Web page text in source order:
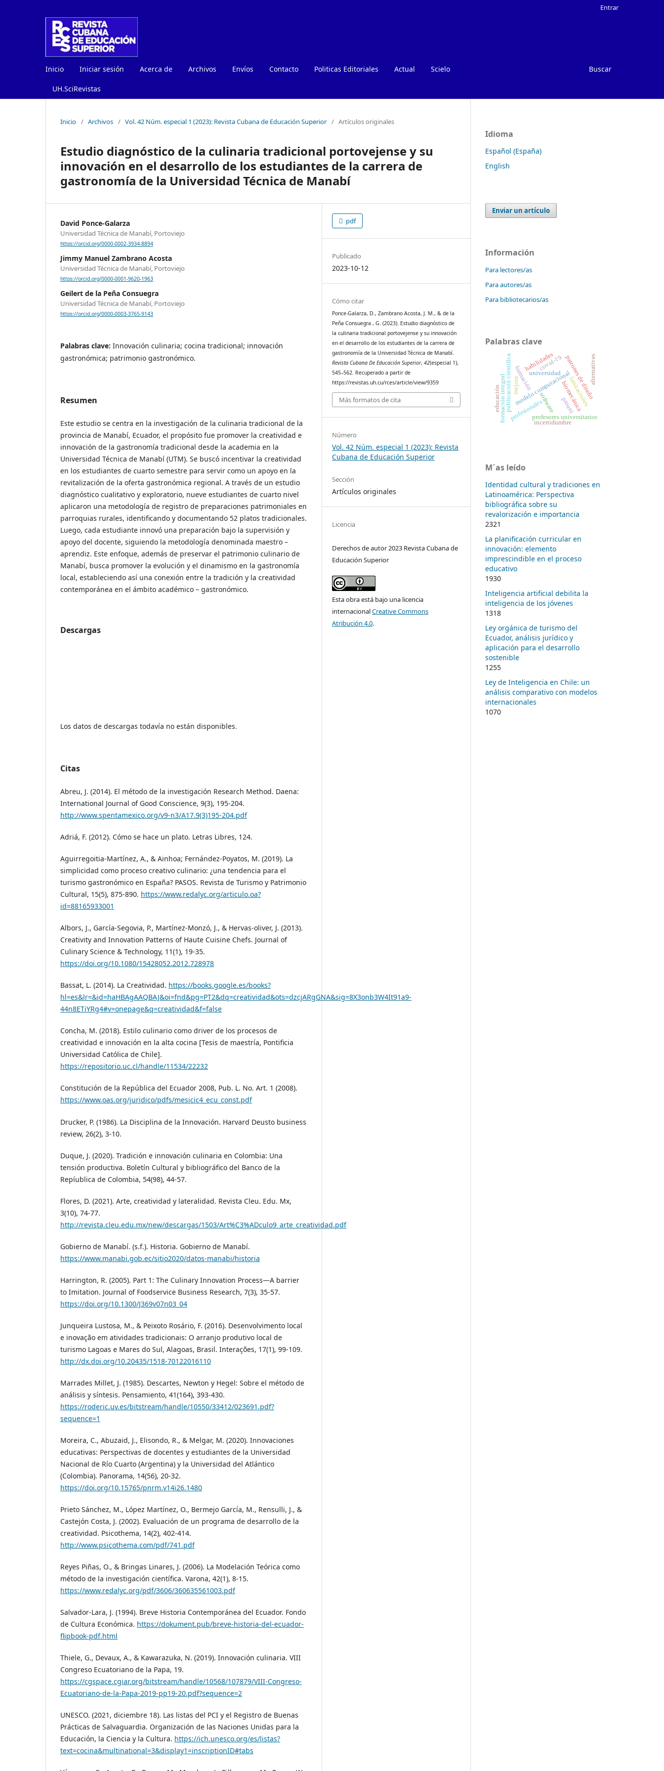
Inicio Iniciar sesión Acerca de Archivos Envíos Contacto Politicas Editoriales Actual Scielo
UH.SciRevistas
Buscar
Entrar
Inicio / Archivos / Vol. 42 Núm. especial 1 (2023): Revista Cubana de Educación Superior / Artículos originales
Estudio diagnóstico de la culinaria tradicional portovejense y su
innovación en el desarrollo de los estudiantes de la carrera de
gastronomía de la Universidad Técnica de Manabí
David Ponce-Galarza
Universidad Técnica de Manabí, Portoviejo
https://orcid.org/0000-0002-3934-8894
Jimmy Manuel Zambrano Acosta
Universidad Técnica de Manabí, Portoviejo
https://orcid.org/0000-0001-9620-1963
Geilert de la Peña Consuegra
Universidad Técnica de Manabí, Portoviejo
https://orcid.org/0000-0003-3765-9143
Palabras clave: Innovación culinaria; cocina tradicional; innovación
gastronómica; patrimonio gastronómico.
Resumen
Este estudio se centra en la investigación de la culinaria tradicional de la
provincia de Manabí, Ecuador, el propósito fue promover la creatividad e
innovación de la gastronomía tradicional desde la academia en la
Universidad Técnica de Manabí (UTM). Se buscó incentivar la creatividad
en los estudiantes de cuarto semestre para servir como un apoyo en la
revitalización de la oferta gastronómica regional. A través de un estudio
diagnóstico cualitativo y exploratorio, nueve estudiantes de cuarto nivel
aplicaron una metodología de registro de preparaciones patrimoniales en
parroquias rurales, identificando y documentando 52 platos tradicionales.
Luego, cada estudiante innovó una preparación bajo la supervisión y
apoyo del docente, siguiendo la metodología denominada maestro –
aprendiz. Este enfoque, además de preservar el patrimonio culinario de
Manabí, busca promover la evolución y el dinamismo en la gastronomía
local, estableciendo así una conexión entre la tradición y la creatividad
contemporánea en el ámbito académico – gastronómico.
Descargas
Los datos de descargas todavía no están disponibles.
Citas
Abreu, J. (2014). El método de la investigación Research Method. Daena:
International Journal of Good Conscience, 9(3), 195-204.
http://www.spentamexico.org/v9-n3/A17.9(3)195-204.pdf
Adriá, F. (2012). Cómo se hace un plato. Letras Libres, 124.
Aguirregoitia-Martínez, A., & Ainhoa; Fernández-Poyatos, M. (2019). La
simplicidad como proceso creativo culinario: ¿una tendencia para el
turismo gastronómico en España? PASOS. Revista de Turismo y Patrimonio
Cultural, 15(5), 875-890. https://www.redalyc.org/articulo.oa?
id=88165933001
Albors, J., García-Segovia, P., Martínez-Monzó, J., & Hervas-oliver, J. (2013).
Creativity and Innovation Patterns of Haute Cuisine Chefs. Journal of
Culinary Science & Technology, 11(1), 19-35.
https://doi.org/10.1080/15428052.2012.728978
Bassat, L. (2014). La Creatividad. https://books.google.es/books?
hl=es&lr=&id=haHBAgAAQBAJ&oi=fnd&pg=PT2&dq=creatividad&ots=dzcjARgGNA&sig=8X3onb3W4It91a9-
44n8ETiYRg4#v=onepage&q=creatividad&f=false
Concha, M. (2018). Estilo culinario como driver de los procesos de
creatividad e innovación en la alta cocina [Tesis de maestría, Pontificia
Universidad Católica de Chile].
https://repositorio.uc.cl/handle/11534/22232
Constitución de la República del Ecuador 2008, Pub. L. No. Art. 1 (2008).
https://www.oas.org/juridico/pdfs/mesicic4_ecu_const.pdf
Drucker, P. (1986). La Disciplina de la Innovación. Harvard Deusto business
review, 26(2), 3-10.
Duque, J. (2020). Tradición e innovación culinaria en Colombia: Una
tensión productiva. Boletín Cultural y bibliográfico del Banco de la
Repíublica de Colombia, 54(98), 44-57.
Flores, D. (2021). Arte, creatividad y lateralidad. Revista Cleu. Edu. Mx,
3(10), 74-77.
http://revista.cleu.edu.mx/new/descargas/1503/Art%C3%ADculo9_arte_creatividad.pdf
Gobierno de Manabí. (s.f.). Historia. Gobierno de Manabí.
https://www.manabi.gob.ec/sitio2020/datos-manabi/historia
Harrington, R. (2005). Part 1: The Culinary Innovation Process—A barrier
to Imitation. Journal of Foodservice Business Research, 7(3), 35-57.
https://doi.org/10.1300/J369v07n03_04
Junqueira Lustosa, M., & Peixoto Rosário, F. (2016). Desenvolvimento local
e inovação em atividades tradicionais: O arranjo produtivo local de
turismo Lagoas e Mares do Sul, Alagoas, Brasil. Interações, 17(1), 99-109.
http://dx.doi.org/10.20435/1518-70122016110
Marrades Millet, J. (1985). Descartes, Newton y Hegel: Sobre el método de
análisis y síntesis. Pensamiento, 41(164), 393-430.
https://roderic.uv.es/bitstream/handle/10550/33412/023691.pdf?
sequence=1
Moreira, C., Abuzaid, J., Elisondo, R., & Melgar, M. (2020). Innovaciones
educativas: Perspectivas de docentes y estudiantes de la Universidad
Nacional de Río Cuarto (Argentina) y la Universidad del Atlántico
(Colombia). Panorama, 14(56), 20-32.
https://doi.org/10.15765/pnrm.v14i26.1480
Prieto Sánchez, M., López Martínez, O., Bermejo García, M., Rensulli, J., &
Castejón Costa, J. (2002). Evaluación de un programa de desarrollo de la
creatividad. Psicothema, 14(2), 402-414.
http://www.psicothema.com/pdf/741.pdf
Reyes Piñas, O., & Bringas Linares, J. (2006). La Modelación Teórica como
método de la investigación científica. Varona, 42(1), 8-15.
https://www.redalyc.org/pdf/3606/360635561003.pdf
Salvador-Lara, J. (1994). Breve Historia Contemporánea del Ecuador. Fondo
de Cultura Económica. https://dokument.pub/breve-historia-del-ecuador-
flipbook-pdf.html
Thiele, G., Devaux, A., & Kawarazuka, N. (2019). Innovación culinaria. VIII
Congreso Ecuatoriano de la Papa, 19.
https://cgspace.cgiar.org/bitstream/handle/10568/107879/VIII-Congreso-
Ecuatoriano-de-la-Papa-2019-pp19-20.pdf?sequence=2
UNESCO. (2021, diciembre 18). Las listas del PCI y el Registro de Buenas
Prácticas de Salvaguardia. Organización de las Naciones Unidas para la
Educación, la Ciencia y la Cultura. https://ich.unesco.org/es/listas?
text=cocina&multinational=3&display1=inscriptionID#tabs
pdf
Publicado
2023-10-12
Cómo citar
Ponce-Galarza, D., Zambrano Acosta, J. M., & de la
Peña Consuegra , G. (2023). Estudio diagnóstico de
la culinaria tradicional portovejense y su innovación
en el desarrollo de los estudiantes de la carrera de
gastronomía de la Universidad Técnica de Manabí.
Revista Cubana De Educación Superior,42(especial 1),
545–562. Recuperado a partir de
https://revistas.uh.cu/rces/article/view/9359
Más formatos de cita
Número
Vol. 42 Núm. especial 1 (2023): Revista
Cubana de Educación Superior
Sección
Artículos originales
Licencia
Derechos de autor 2023 Revista Cubana de
Educación Superior
Esta obra está bajo una licencia
internacionalCreative Commons
Atribución 4.0.
Idioma
Español (España)
English
Enviar un artículo
Información
Para lectores/as
Para autores/as
Para bibliotecarios/as
Palabras clave
modelo computacionalpatrones de diseño
software
profesores universitarios
publicación científica universidad
formación
profesionales biomecánica
habilidades
formación integral
alternativas
limitaciones
mejora
educación
incertidumbre
covid-19
prouni
M´as leído
Identidad cultural y tradiciones en
Latinoamérica: Perspectiva
bibliográfica sobre su
revalorización e importancia
2321
La planificación curricular en
innovación: elemento
imprescindible en el proceso
educativo
1930
Inteligencia artificial debilita la
inteligencia de los jóvenes
1318
Ley orgánica de turismo del
Ecuador, análisis jurídico y
aplicación para el desarrollo
sostenible
1255
Ley de Inteligencia en Chile: un
análisis comparativo con modelos
internacionales
1070